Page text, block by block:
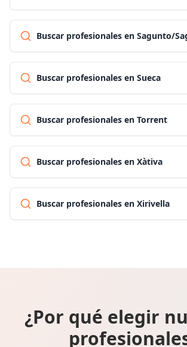
Buscar profesionales en Sagunto/
Buscar profesionales en Sueca
Buscar profesionales en Torrent
Buscar profesionales en Xàtiva
Buscar profesionales en Xirivella
¿Por qué elegir